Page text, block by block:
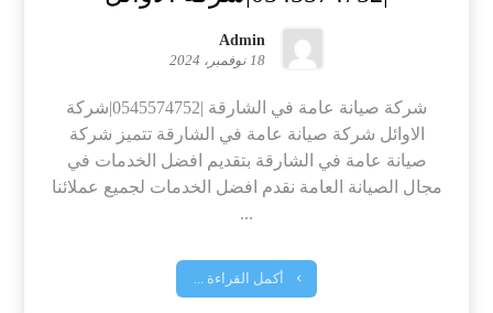
Admin
18 نوفمبر، 2024
شركة صيانة عامة في الشارقة |0545574752|شركة
الاوائل شركة صيانة عامة في الشارقة تتميز شركة
صيانة عامة في الشارقة بتقديم افضل الخدمات في
مجال الصيانة العامة نقدم افضل الخدمات لجميع عملائنا
...
أكمل القراءة ...